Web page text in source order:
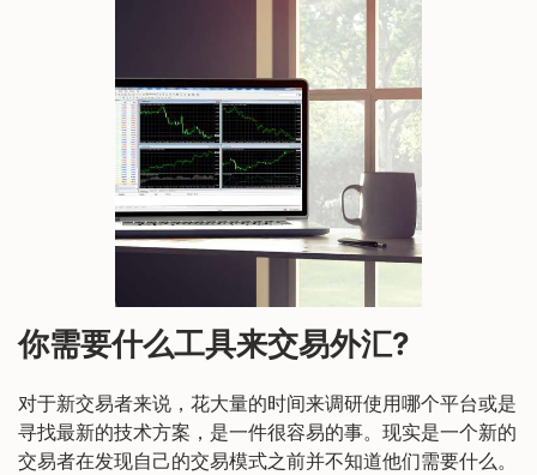
你需要什么工具来交易外汇?
对于新交易者来说，花大量的时间来调研使用哪个平台或是
寻找最新的技术方案，是一件很容易的事。现实是一个新的
交易者在发现自己的交易模式之前并不知道他们需要什么。